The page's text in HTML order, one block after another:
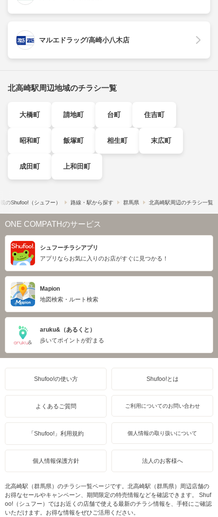
マルエドラッグ/高崎小八木店
北高崎駅周辺地域のチラシ一覧
大橋町 請地町 台町 住吉町
昭和町 飯塚町 相生町 末広町
成田町 上和田町
の​Shufoo!​（シュフー） 路線・駅から探す 群馬県 北高崎駅周辺のチラシ一覧
ONE COMPATHのサービス
シュフーチラシアプリ
アプリならお気に入りのお店がすぐに見つかる！
Mapion
地図検索・ルート検索
aruku&（あるくと）
歩いてポイントが貯まる
Shufoo!の使い方 Shufoo!とは
よくあるご質問 ご利用についてのお問い合わせ
「Shufoo!」利用規約 個人情報の取り扱いについて
個人情報保護方針 法人のお客様へ
北高崎駅（群馬県）のチラシ一覧ページです。北高崎駅（群馬県）周辺店舗の
お得なセールやキャンペーン、期間限定の特売情報などを確認できます。 Shuf
oo!（シュフー）ではお近くの店舗で使える最新のチラシ情報を、手軽にご確認
いただけます。お得な情報をぜひご活用ください。